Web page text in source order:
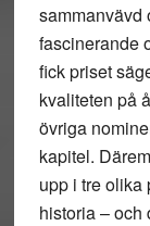
sammanvävd
fascinerande
fick priset
kvaliteten på
övriga
kapitel.
upp i tre olika
historia – och